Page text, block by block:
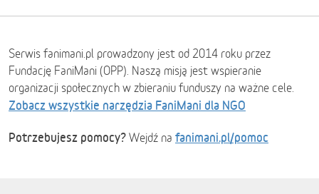
Serwis fanimani.pl prowadzony jest od 2014 roku przez
Fundację FaniMani (OPP). Naszą misją jest wspieranie
organizacji społecznych w zbieraniu funduszy na ważne cele.
Zobacz wszystkie narzędzia FaniMani dla NGO
Potrzebujesz pomocy? Wejdź na fanimani.pl/pomoc